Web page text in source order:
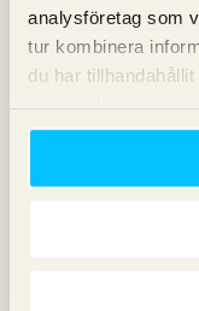
analysföretag som
tur kombinera
du har
Prenumerera
senaste inom
medier!